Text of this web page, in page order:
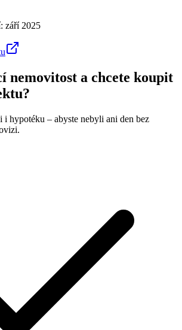
září 2025
nemovitost a chcete koupit
i hypotéku – abyste nebyli ani den bez